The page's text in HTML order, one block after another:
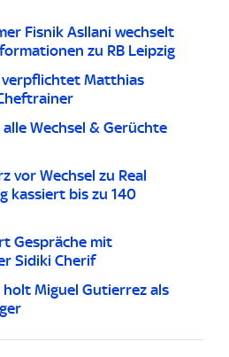
Fisnik Asllani wechselt
zu RB Leipzig
verpflichtet Matthias
Wechsel & Gerüchte
vor Wechsel zu Real
kassiert bis zu 140
Gespräche mit
Sidiki Cherif
holt Miguel Gutierrez als